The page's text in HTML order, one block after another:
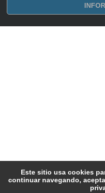
Este sitio usa cookies
continuar navegando,Mapa Web
Copyright © 2008 - 2026